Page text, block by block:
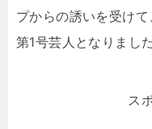
プからの誘いを受け
第1号芸人となりました
ス